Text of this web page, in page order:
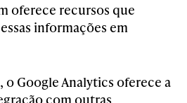
oferece recursos que
informações em
Google Analytics oferece a
com outras